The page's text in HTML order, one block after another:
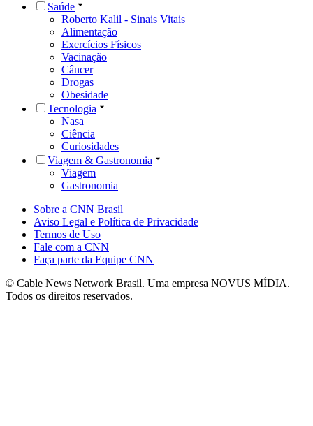
Saúde
Roberto Kalil - Sinais Vitais
Alimentação
Exercícios Físicos
Vacinação
Câncer
Drogas
Obesidade
Tecnologia
Nasa
Ciência
Curiosidades
Viagem & Gastronomia
Viagem
Gastronomia
Sobre a CNN Brasil
Aviso Legal e Política de Privacidade
Termos de Uso
Fale com a CNN
Faça parte da Equipe CNN
© Cable News Network Brasil. Uma empresa NOVUS MÍDIA.
Todos os direitos reservados.